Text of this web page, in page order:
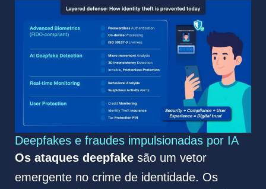
Deepfakes e fraudes impulsionadas por IA
Os ataques deepfakesão um vetor
emergente no crime de identidade. Os